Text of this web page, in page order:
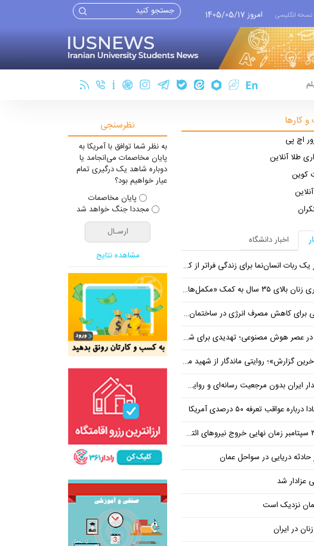
نسخه انگلیسی امروز 1405/05/17
کارها
اچ پی
طلا آنلاین
کوین
اخبار دانشگاه
ربات انسان‌نما برای زندگی فراتر از کارخانه
سال به کمک «مکمل‌های باکتریایی»
برای کاهش مصرف انرژی در ساختمان‌های مسکونی
هوش مصنوعی؛ تهدیدی برای شغل یا فرصتی برای تحول؟
روایتی ماندگار از شهید محمود صارمی در روز خبرنگار
بدون مرجعیت رسانه‌ای و روایت حقیقت به دست نمی‌آید
عواقب تعرفه ۵۰ درصدی آمریکا
حادثه دریایی در سواحل عمان
عزادار شد
نزدیک است
در ایران
نظرسنجی
به نظر شما توافق با آمریکا به
پایان مخاصمات می‌انجامد یا
دوباره شاهد یک درگیری تمام
عیار خواهیم بود؟
پایان مخاصمات
مجددا جنگ خواهد شد
مشاهده نتایج